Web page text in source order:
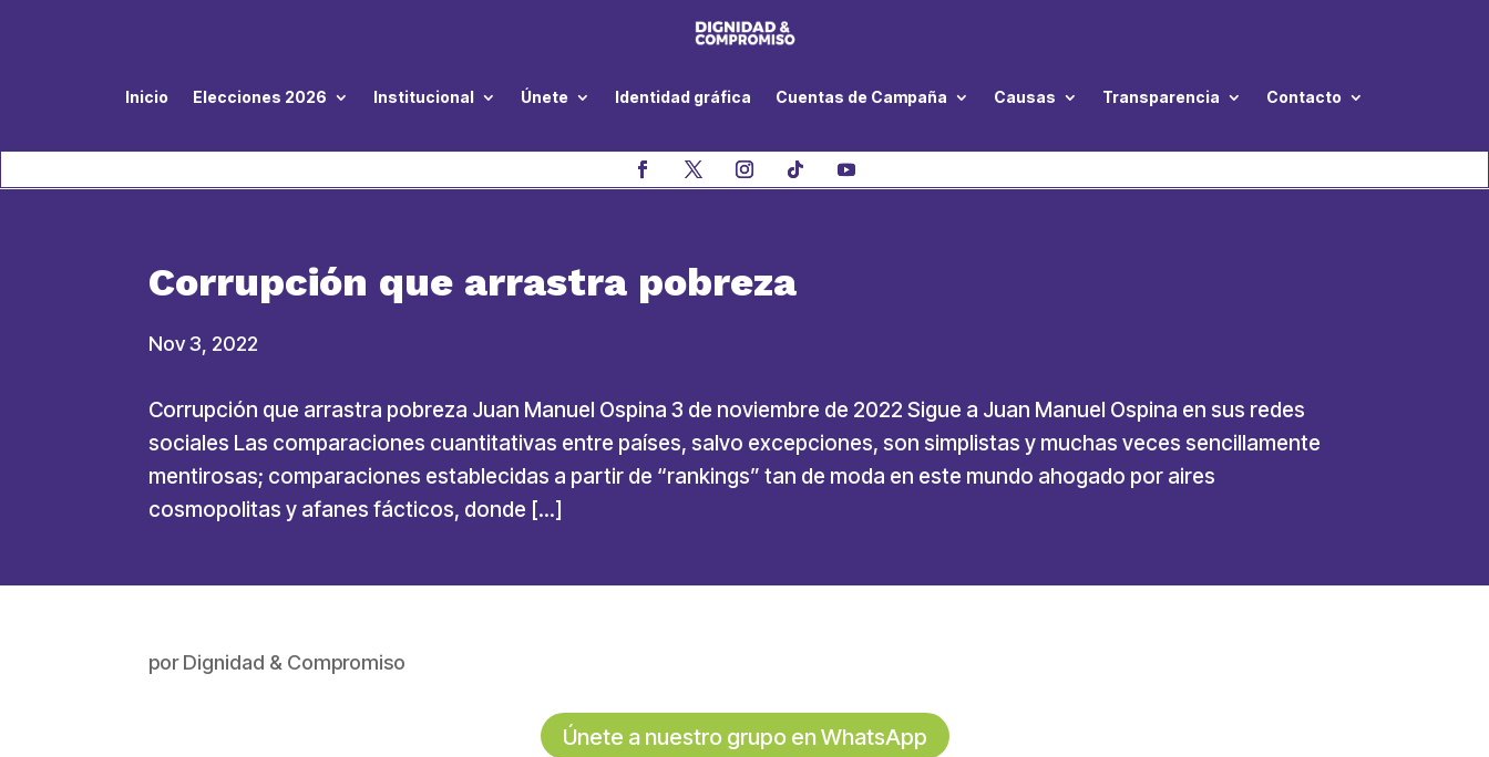
Inicio Elecciones 2026 Institucional Únete Identidad gráfica Cuentas de Campaña Causas Transparencia Contacto
Corrupción que arrastra pobreza
Nov 3, 2022
Corrupción que arrastra pobreza Juan Manuel Ospina 3 de noviembre de 2022 Sigue a Juan Manuel Ospina en sus redes
sociales Las comparaciones cuantitativas entre países, salvo excepciones, son simplistas y muchas veces sencillamente
mentirosas; comparaciones establecidas a partir de “rankings” tan de moda en este mundo ahogado por aires
cosmopolitas y afanes fácticos, donde […]
porDignidad & Compromiso
Únete a nuestro grupo en WhatsApp